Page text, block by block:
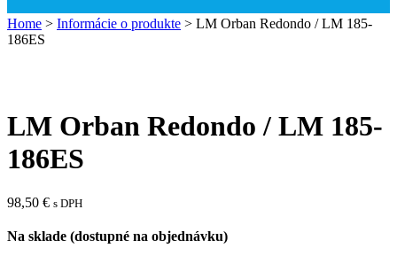
Home > Informácie o produkte > LM Orban Redondo / LM 185-
186ES
LM Orban Redondo / LM 185-
186ES
98,50 € s DPH
Na sklade (dostupné na objednávku)